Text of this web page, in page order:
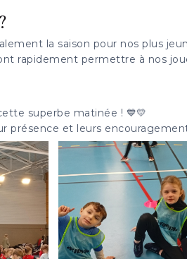
la saison pour nos plus
rapidement permettre à nos
superbe matinée ! 💙💛
présence et leurs